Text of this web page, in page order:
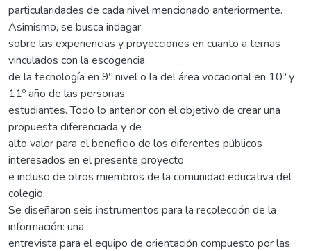
particularidades de cada nivel mencionado anteriormente.
Asimismo, se busca indagar
sobre las experiencias y proyecciones en cuanto a temas
vinculados con la escogencia
de la tecnología en 9º nivel o la del área vocacional en 10º y
11º año de las personas
estudiantes. Todo lo anterior con el objetivo de crear una
propuesta diferenciada y de
alto valor para el beneficio de los diferentes públicos
interesados en el presente proyecto
e incluso de otros miembros de la comunidad educativa del
colegio.
Se diseñaron seis instrumentos para la recolección de la
información: una
entrevista para el equipo de orientación compuesto por las